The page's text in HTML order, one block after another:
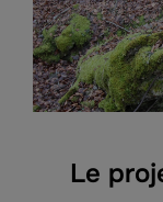
Le